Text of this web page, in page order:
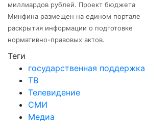
миллиардов рублей. Проект бюджета
Минфина размещен на едином портале
раскрытия информации о подготовке
нормативно-правовых актов.
Теги
государственная поддержка
ТВ
Телевидение
СМИ
Медиа